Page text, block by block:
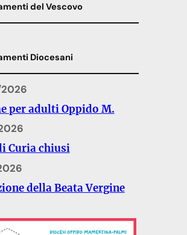
del Vescovo
Diocesani
per adulti Oppido M.
Curia chiusi
della Beata Vergine